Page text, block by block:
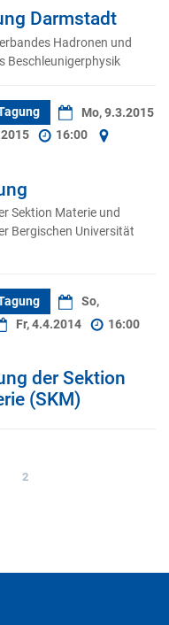
Darmstadt
Hadronen und
Beschleunigerphysik
Mo, 9.3.2015
16:00
Sektion Materie und
Bergischen Universität
So,
Fr, 4.4.2014
16:00
der Sektion
(SKM)
2